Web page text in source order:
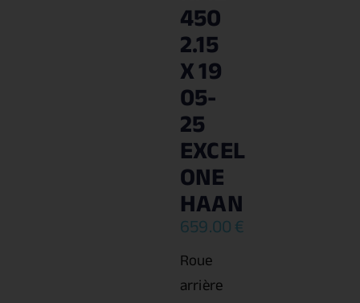
450
2.15
X 19
05-
25
EXCEL
ONE
HAAN
659.00€
Roue
arrière